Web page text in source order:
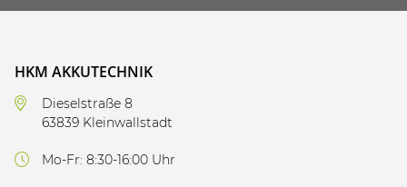
HKM AKKUTECHNIK
Dieselstraße 8
63839 Kleinwallstadt
Mo-Fr: 8:30-16:00 Uhr